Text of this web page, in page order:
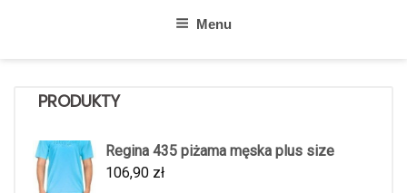
Menu
PRODUKTY
Regina 435 piżama męska plus size
106,90 zł